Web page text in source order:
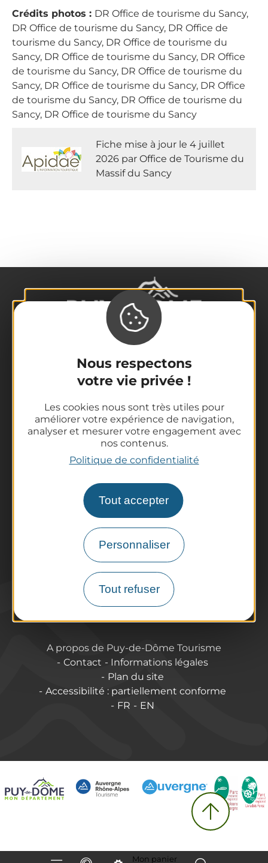
Nous respectons
votre vie privée !
Les cookies nous sont très utiles pour
améliorer votre expérience de navigation,
analyser et mesurer votre engagement avec
nos contenus.
Politique de confidentialité
Tout accepter
Personnaliser
Tout refuser
Mon panier
Crédits photos : DR Office de tourisme du Sancy,
DR Office de tourisme du Sancy, DR Office de
tourisme du Sancy, DR Office de tourisme du
Sancy, DR Office de tourisme du Sancy, DR Office
de tourisme du Sancy, DR Office de tourisme du
Sancy, DR Office de tourisme du Sancy, DR Office
de tourisme du Sancy, DR Office de tourisme du
Sancy, DR Office de tourisme du Sancy
Fiche mise à jour le 4 juillet
2026 par Office de Tourisme du
Massif du Sancy
La destination
Nos incontournables
Randonnées
Tout l'agenda
Préparer son voyage
Informations pratiques
Offices de Tourisme
Comment venir ?
Destination accessible
Pro / Partenaires
Qui sommes-nous ?
Espace Pro & Presse
Labels & Qualifications
Annoncer vos événements
A propos de Puy-de-Dôme Tourisme
Contact
Informations légales
Plan du site
Accessibilité : partiellement conforme
FR
EN